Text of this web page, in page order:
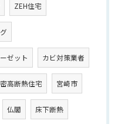
ZEH住宅
ゼット カビ対策業者
高断熱住宅 宮崎市
仏閣 床下断熱